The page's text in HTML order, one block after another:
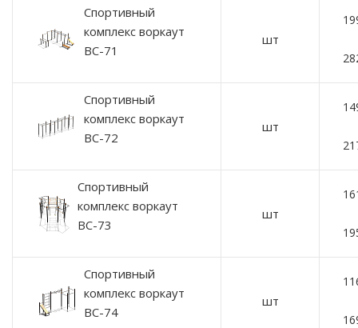
Спортивный
комплекс воркаут
ВС-71
шт
Спортивный
комплекс воркаут
ВС-72
шт
Спортивный
комплекс воркаут
ВС-73
шт
Спортивный
комплекс воркаут
ВС-74
шт